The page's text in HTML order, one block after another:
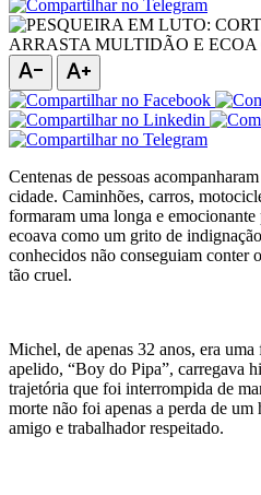
text_decrease text_increase
Centenas de pessoas
cidade. Caminhões, carros,
formaram uma longa e
ecoava como um grito de
conhecidos não conseguiam conter
tão cruel.
Michel, de apenas 32 anos, era
apelido, “Boy do Pipa”, carregava
trajetória que foi interrompida de
morte não foi apenas a perda de
amigo e trabalhador respeitado.